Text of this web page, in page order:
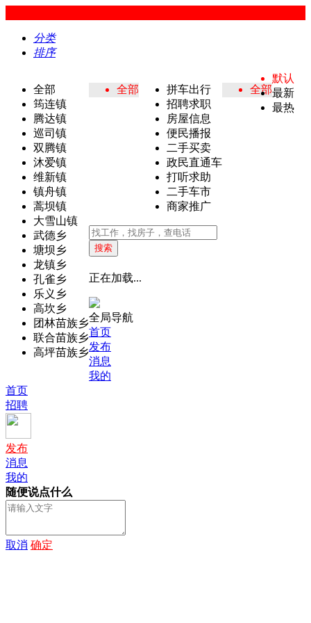
分类
排序
全部
筠连镇
腾达镇
巡司镇
双腾镇
沐爱镇
维新镇
镇舟镇
蒿坝镇
大雪山镇
武德乡
塘坝乡
龙镇乡
孔雀乡
乐义乡
高坎乡
团林苗族乡
联合苗族乡
高坪苗族乡
全部
拼车出行
招聘求职
房屋信息
便民播报
二手买卖
政民直通车
打听求助
二手车市
商家推广
全部
默认
最新
最热
搜索
正在加载...
全局导航
首页
发布
消息
我的
首页
招聘
发布
消息
我的
随便说点什么
取消 确定